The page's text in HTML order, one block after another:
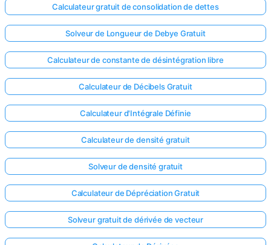
Connectez-
vous ici !
Calculateur gratuit de consolidation de dettes
Solveur de Longueur de Debye Gratuit
Calculateur de constante de désintégration libre
Calculateur de Décibels Gratuit
Calculateur d'Intégrale Définie
Calculateur de densité gratuit
Solveur de densité gratuit
Calculateur de Dépréciation Gratuit
Solveur gratuit de dérivée de vecteur